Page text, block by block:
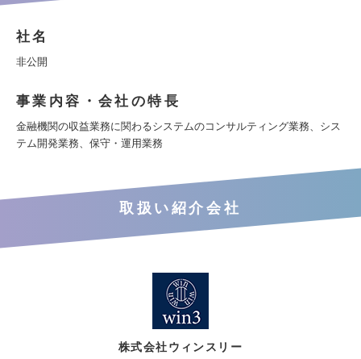
社名
非公開
事業内容・会社の特長
金融機関の収益業務に関わるシステムのコンサルティング業務、シス
テム開発業務、保守・運用業務
取扱い紹介会社
株式会社ウィンスリー